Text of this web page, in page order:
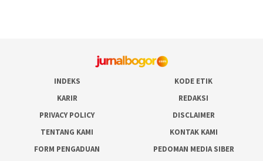
INDEKS
KODE ETIK
KARIR
REDAKSI
PRIVACY POLICY
DISCLAIMER
TENTANG KAMI
KONTAK KAMI
FORM PENGADUAN
PEDOMAN MEDIA SIBER